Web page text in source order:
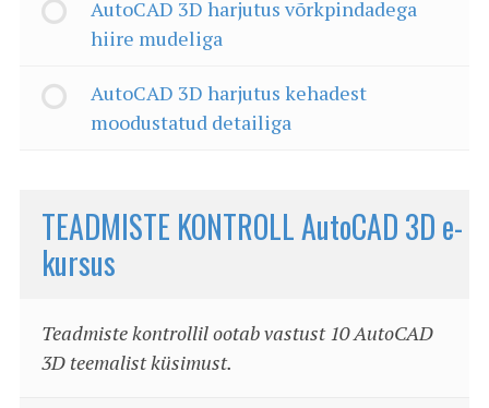
AutoCAD 3D harjutus võrkpindadega
hiire mudeliga
AutoCAD 3D harjutus kehadest
moodustatud detailiga
TEADMISTE KONTROLL AutoCAD 3D e-
kursus
Teadmiste kontrollil ootab vastust 10 AutoCAD
3D teemalist küsimust.